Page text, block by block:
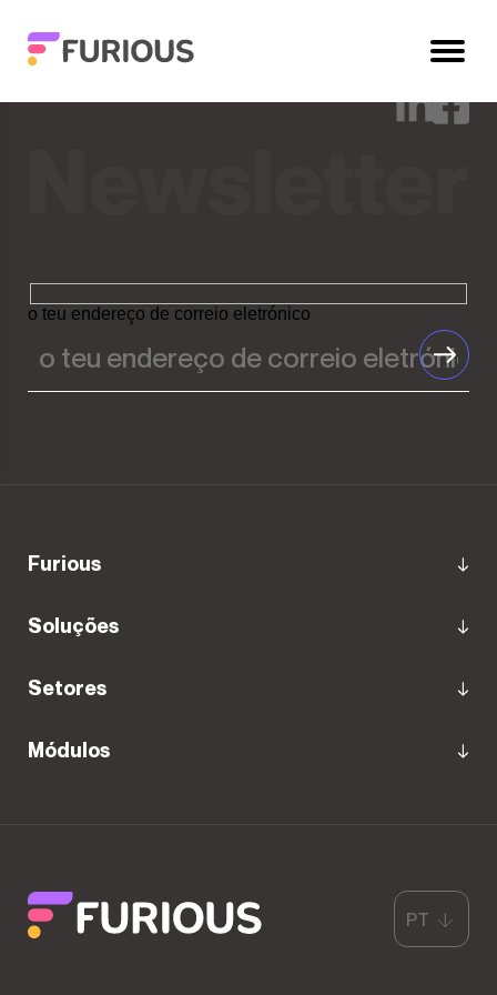
recherche.
o teu endereço de correio eletrónico
Furious
Soluções
Setores
Módulos
PT